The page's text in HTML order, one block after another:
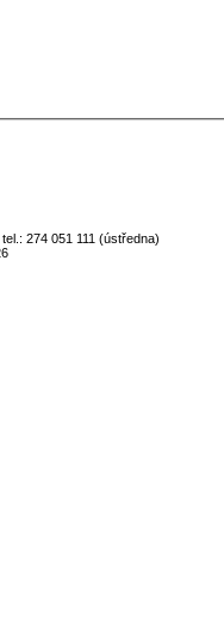
274 051 111 (ústředna)